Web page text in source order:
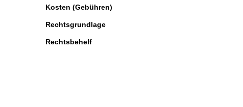
Kosten (Gebühren)
Rechtsgrundlage
Rechtsbehelf